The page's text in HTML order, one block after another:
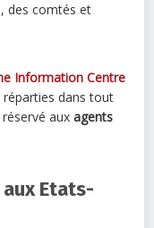
des comtés et
Information Centre
dans tout
réservé auxagents
Etats-